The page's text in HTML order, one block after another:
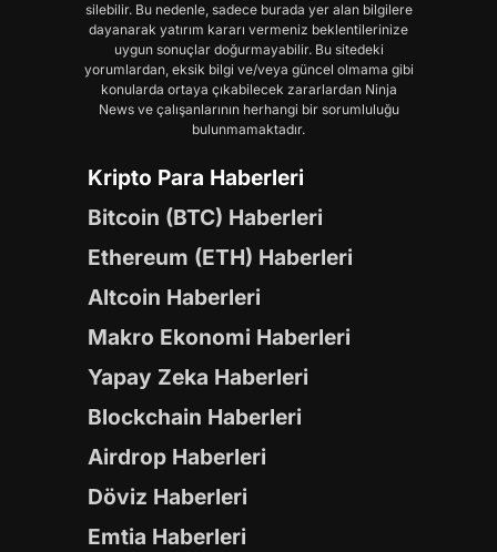
silebilir. Bu nedenle, sadece burada yer alan bilgilere
dayanarak yatırım kararı vermeniz beklentilerinize
uygun sonuçlar doğurmayabilir. Bu sitedeki
yorumlardan, eksik bilgi ve/veya güncel olmama gibi
konularda ortaya çıkabilecek zararlardan Ninja
News ve çalışanlarının herhangi bir sorumluluğu
bulunmamaktadır.
Kripto Para Haberleri
Bitcoin (BTC) Haberleri
Ethereum (ETH) Haberleri
Altcoin Haberleri
Makro Ekonomi Haberleri
Yapay Zeka Haberleri
Blockchain Haberleri
Airdrop Haberleri
Döviz Haberleri
Emtia Haberleri